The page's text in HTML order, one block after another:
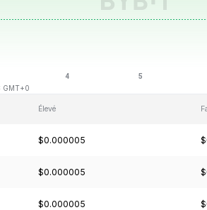
GMT+0
Élevé
$0.000005
$0.000005
$0.000005